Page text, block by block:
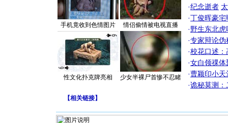
手机竟收到色情图片 情侣偷情被电视直播
性文化扑克牌亮相 少女半裸尸首惨不忍睹
·纪念逝者
·丁俊晖豪
·野生东北
·专家辩论伪
·校花口述：
·女白领祼体
·曹颖印小天
·诡秘莫测：
【相关链接】